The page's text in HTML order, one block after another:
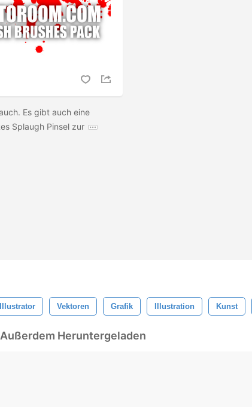
Es gibt auch eine
Splaugh Pinsel zur
Illustrator Vektoren Grafik Illustration Kunst
Heruntergeladen